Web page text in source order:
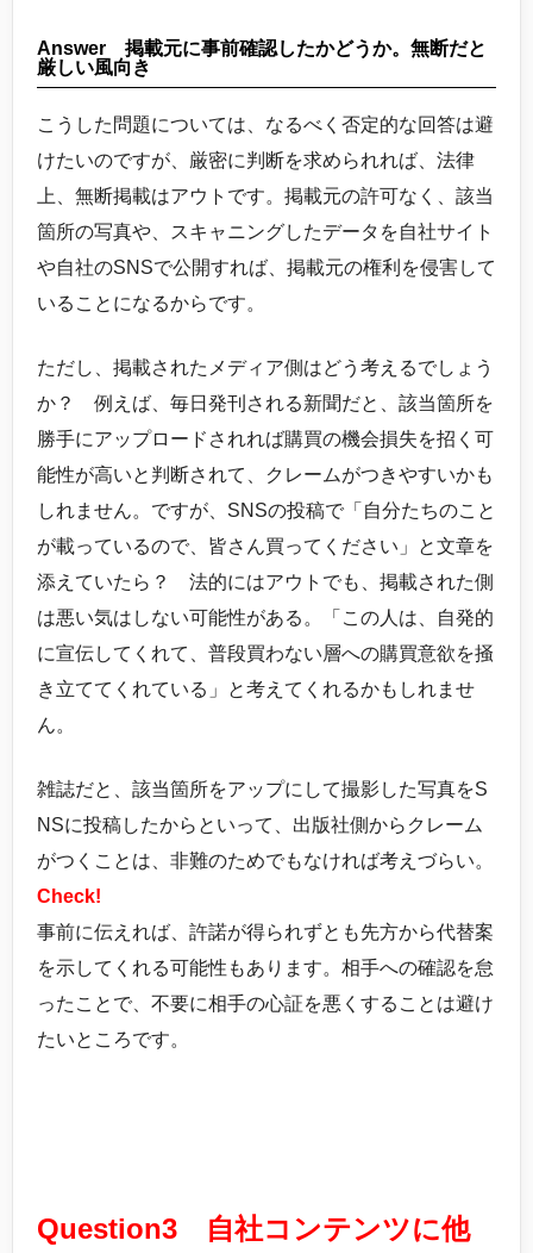
Answer 掲載元に事前確認したかどうか。無断だと
厳しい風向き
こうした問題については、なるべく否定的な回答は避
けたいのですが、厳密に判断を求められれば、法律
上、無断掲載はアウトです。掲載元の許可なく、該当
箇所の写真や、スキャニングしたデータを自社サイト
や自社のSNSで公開すれば、掲載元の権利を侵害して
いることになるからです。
ただし、掲載されたメディア側はどう考えるでしょう
か？ 例えば、毎日発刊される新聞だと、該当箇所を
勝手にアップロードされれば購買の機会損失を招く可
能性が高いと判断されて、クレームがつきやすいかも
しれません。ですが、SNSの投稿で「自分たちのこと
が載っているので、皆さん買ってください」と文章を
添えていたら？ 法的にはアウトでも、掲載された側
は悪い気はしない可能性がある。「この人は、自発的
に宣伝してくれて、普段買わない層への購買意欲を掻
き立ててくれている」と考えてくれるかもしれませ
ん。
雑誌だと、該当箇所をアップにして撮影した写真をS
NSに投稿したからといって、出版社側からクレーム
がつくことは、非難のためでもなければ考えづらい。
Check!
事前に伝えれば、許諾が得られずとも先方から代替案
を示してくれる可能性もあります。相手への確認を怠
ったことで、不要に相手の心証を悪くすることは避け
たいところです。
Question3 自社コンテンツに他